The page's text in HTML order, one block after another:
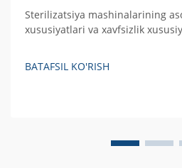
Sterilizatsiya mashinalarining
xususiyatlari va xavfsizlik
samarali qattiq akslantiruvchi
BATAFSIL KO'RISH